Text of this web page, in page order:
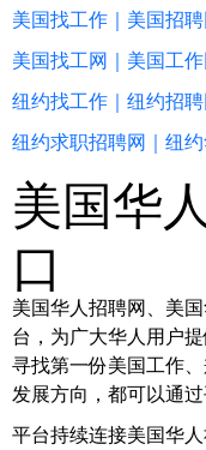
美国找工作｜美国招
美国找工网｜美国工
纽约找工作｜纽约招
纽约求职招聘网｜纽
美国华
口
美国华人招聘网、美
台，为广大华人用户
寻找第一份美国工作
发展方向，都可以通
平台持续连接美国华